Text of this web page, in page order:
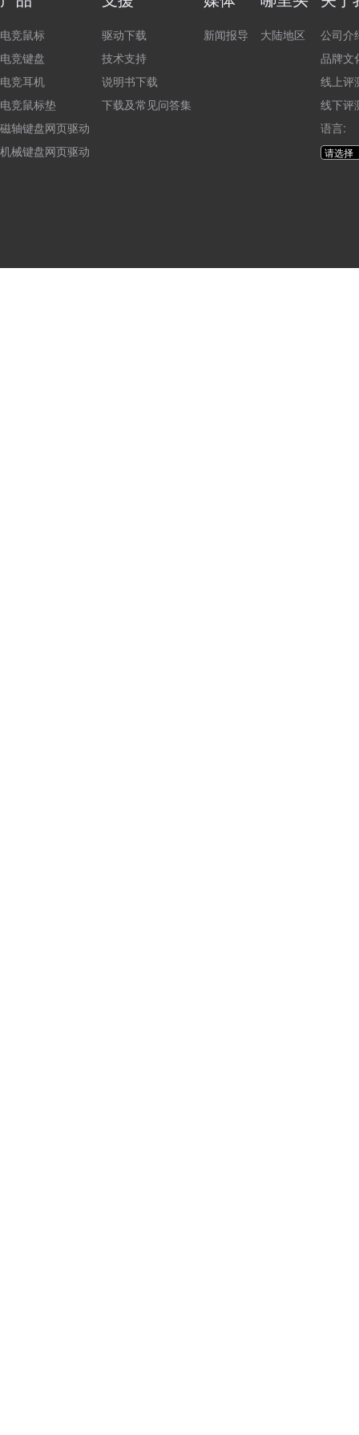
电竞鼠标
电竞键盘
电竞耳机
电竞鼠标垫
磁轴键盘网页驱动
机械键盘网页驱动
驱动下载
技术支持
说明书下载
下载及常见问答集
新闻报导 大陆地区
公司介
品牌文
线上评
线下评
语言: